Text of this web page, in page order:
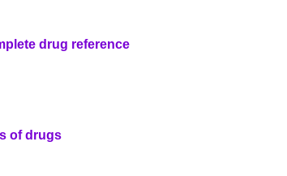
drug reference
of drugs